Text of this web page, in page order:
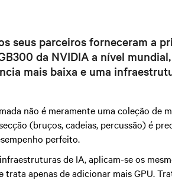
seus parceiros forneceram a
da NVIDIA a nível
mais baixa e uma
não é meramente uma coleção de
(bruços, cadeias, percussão)é
perfeito.
de IA, aplicam-se os
trata apenas de adicionar mais GPU.